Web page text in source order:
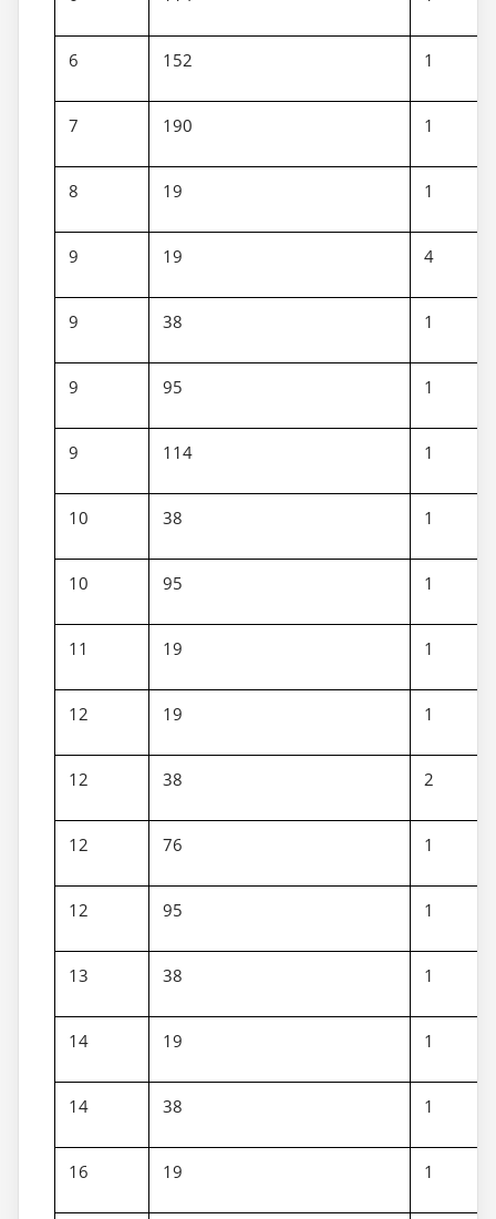
6 152 1
7 190 1
8 19 1
9 19 4
9 38 1
9 95 1
9 114 1
10 38 1
10 95 1
11 19 1
12 19 1
12 38 2
12 76 1
12 95 1
13 38 1
14 19 1
14 38 1
16 19 1